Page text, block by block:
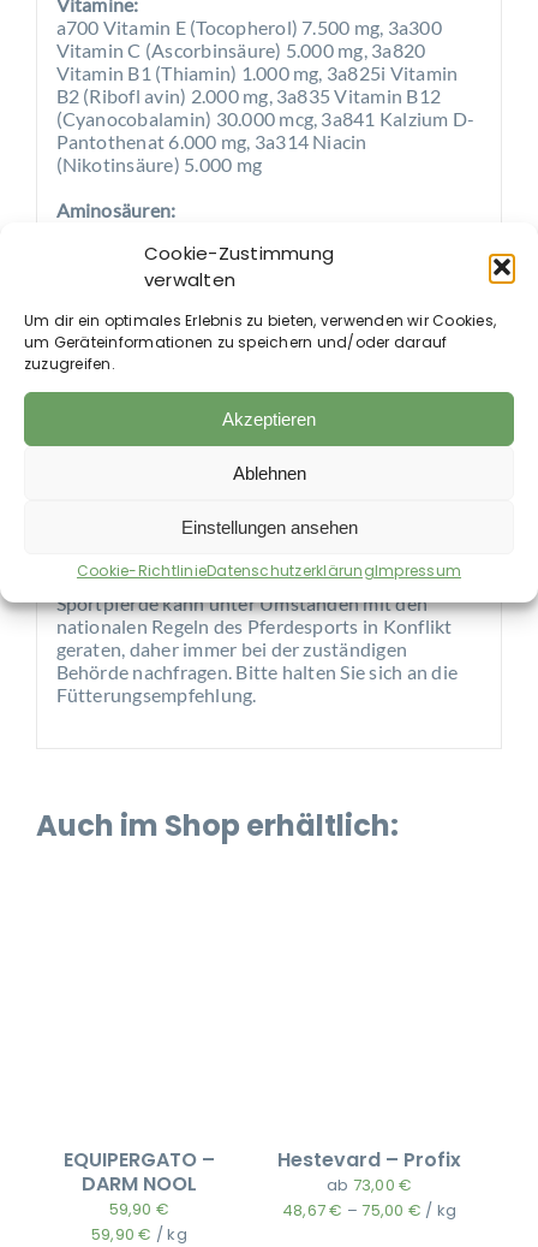
Cookie-Zustimmung
verwalten
Um dir ein optimales Erlebnis zu bieten, verwenden wir Cookies,
um Geräteinformationen zu speichern und/oder darauf
zuzugreifen.
Akzeptieren
Ablehnen
Einstellungen ansehen
Cookie-RichtlinieDatenschutzerklärungImpressum
a700 Vitamin E (Tocopherol) 7.500 mg, 3a300
Vitamin C (Ascorbinsäure) 5.000 mg, 3a820
Vitamin B1 (Thiamin) 1.000 mg, 3a825i Vitamin
B2 (Ribofl avin) 2.000 mg, 3a835 Vitamin B12
(Cyanocobalamin) 30.000 mcg, 3a841 Kalzium D-
Pantothenat 6.000 mg, 3a314 Niacin
(Nikotinsäure) 5.000 mg
Aminosäuren:
Fütterungsempfehlung:
akuten Fällen füttern Sie 20 g pro Tag.
1 gestrichener Messlöffel = 10 g
Hinweis: Sorgen Sie zu jeder Zeit für frisches
FEI konform / ADMR konform
Außerhalb der Reichweite von Kindern
lagern. Nicht einfrieren. Die Verabreichung an
Sportpferde kann unter Umständen mit den
nationalen Regeln des Pferdesports in Konflikt
geraten, daher immer bei der zuständigen
Behörde nachfragen. Bitte halten Sie sich an die
Fütterungsempfehlung.
Auch im Shop erhältlich:
EQUIPERGATO –
DARM NOOL
59,90 €
59,90€ /kg
Hestevard – Profix
ab 73,00€
48,67€ –75,00 € / kg